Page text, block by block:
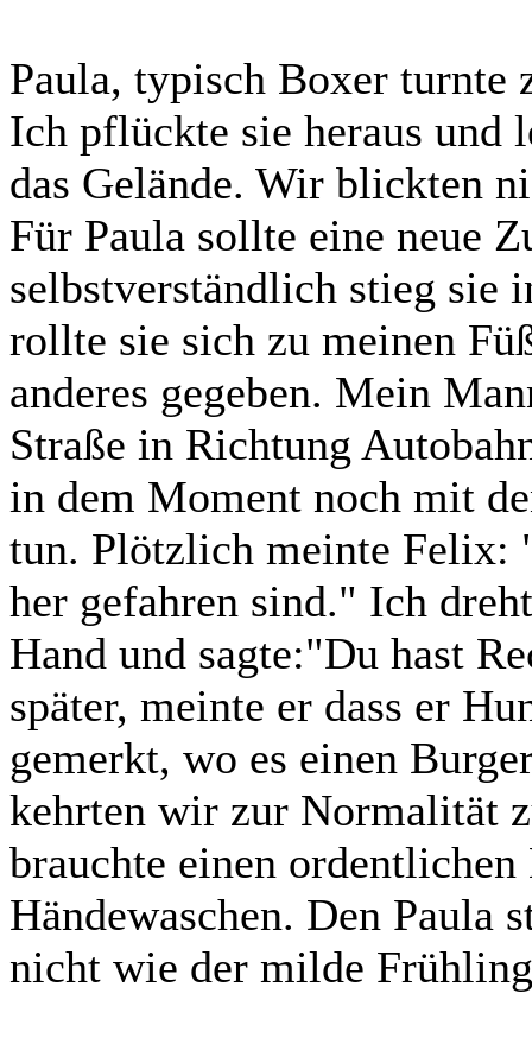
Paula, typisch Boxer turnte
Ich pflückte sie heraus und
das Gelände. Wir blickten
Für Paula sollte eine neue
selbstverständlich stieg sie
rollte sie sich zu meinen
anderes gegeben. Mein
Straße in Richtung
in dem Moment noch mit
tun. Plötzlich meinte Felix:
her gefahren sind." Ich
Hand und sagte:"Du hast
später, meinte er dass er
gemerkt, wo es einen
kehrten wir zur Normalität
brauchte einen
Händewaschen. Den Paula
nicht wie der milde